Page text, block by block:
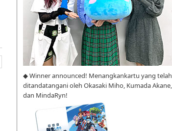
◆ Winner announced! Menangkankartu yang telah
ditandatangani oleh Okasaki Miho, Kumada Akane,
dan MindaRyn!